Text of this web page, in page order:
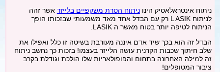
מתיחת צוואר
הסרת משקפיים בלייזר
ניתוח אינטראלאסיק הינוניתוח הסרת משקפיים בלייזר אשר זהה
לניתוח L ASIK רק עם הבדל אחד מאד משמעותי שבזכותו הופך
הניתוח לטיפה יותר בטוח מאשר ה LASIK.
הבדל זה הוא בכך שיד אדם איננה מעורבת בשיטה זו כלל ואפילו את
שלב חיתוך שכבות הקרנית עושה הלייזר בעצמו! בזכות כך נחשב ניתוח
זה למילה האחרונה בתחום והפופולאריות שלו הולכת וגודלת בקרב
ציבור המטופלים!